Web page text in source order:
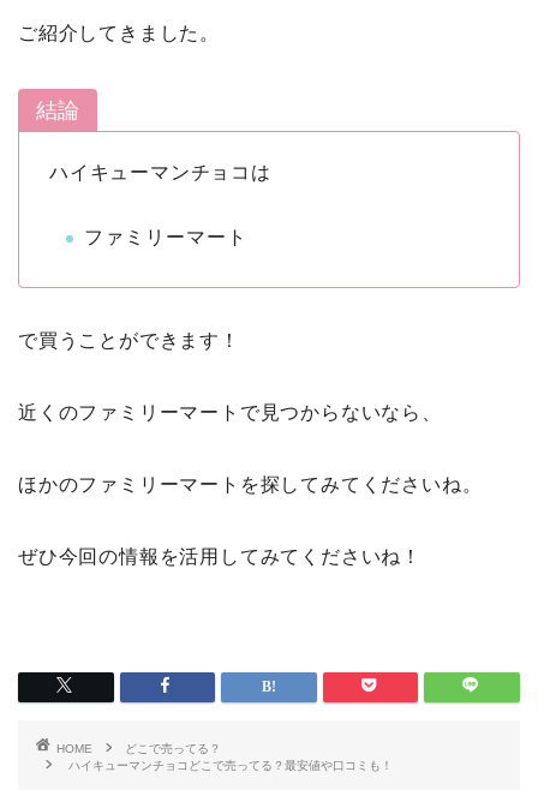
ご紹介してきました。
結論
ハイキューマンチョコは
ファミリーマート
で買うことができます！
近くのファミリーマートで見つからないなら、
ほかのファミリーマートを探してみてくださいね。
ぜひ今回の情報を活用してみてくださいね！
HOME
どこで売ってる？
ハイキューマンチョコどこで売ってる？最安値や口コミも！